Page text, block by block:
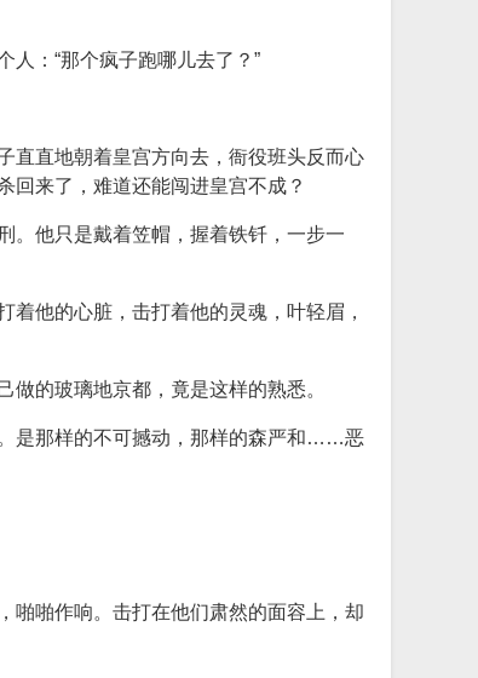
：“那个疯子跑哪儿去了？”
直直地朝着皇宫方向去，衙役班头反而心
回来了，难道还能闯进皇宫不成？
。他只是戴着笠帽，握着铁钎，一步一
他的心脏，击打着他的灵魂，叶轻眉，
的玻璃地京都，竟是这样的熟悉。
是那样的不可撼动，那样的森严和……恶
啪啪作响。击打在他们肃然的面容上，却